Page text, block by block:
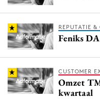
REPUTATIE &
Feniks DA
CUSTOMER
Omzet
kwartaal